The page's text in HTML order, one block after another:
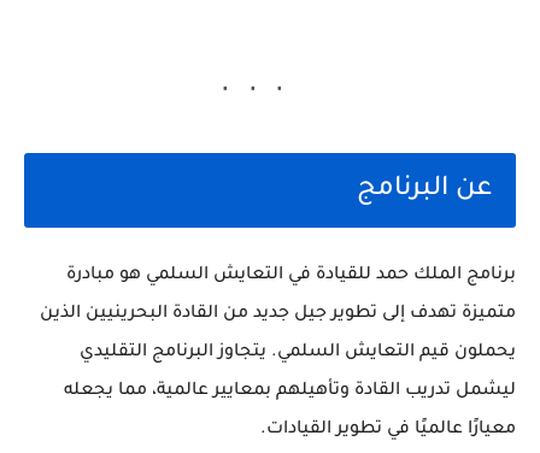
عن البرنامج
برنامج الملك حمد للقيادة في التعايش السلمي هو مبادرة
متميزة تهدف إلى تطوير جيل جديد من القادة البحرينيين الذين
يحملون قيم التعايش السلمي. يتجاوز البرنامج التقليدي
ليشمل تدريب القادة وتأهيلهم بمعايير عالمية، مما يجعله
معيارًا عالميًا في تطوير القيادات.